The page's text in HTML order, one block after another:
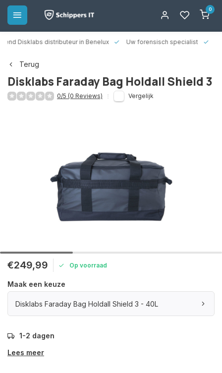
0
Disklabs distributeur in Benelux Uw forensisch specialist
Terug
Disklabs Faraday Bag Holdall Shield 3
0/5 (0 Reviews) Vergelijk
€249,99 Op voorraad
Maak een keuze
Disklabs Faraday Bag Holdall Shield 3 - 40L
1-2 dagen
Lees meer